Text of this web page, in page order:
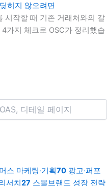
히지 않으려면
시작할 때 기존 거래처와의 갈
4가지 체크로 OSC가 정리했습
스 마케팅·기획70 광고·퍼포
서치27 스몰브랜드 성장 전략